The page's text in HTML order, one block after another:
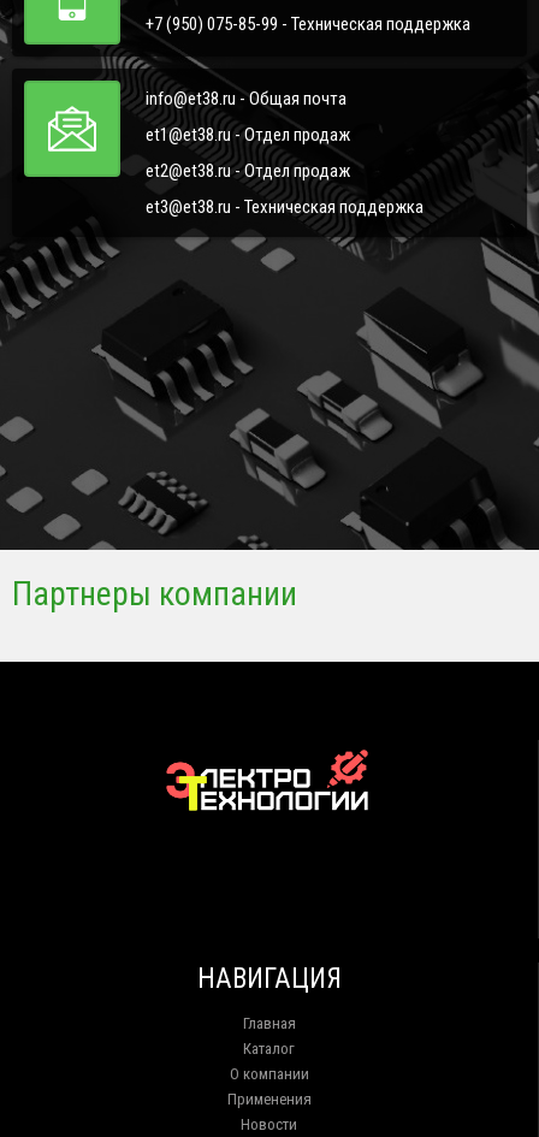
+7 (950) 075-85-99 - Техническая поддержка
info@et38.ru - Общая почта
et1@et38.ru - Отдел продаж
et2@et38.ru - Отдел продаж
et3@et38.ru - Техническая поддержка
Партнеры компании
НАВИГАЦИЯ
Главная
Каталог
О компании
Применения
Новости